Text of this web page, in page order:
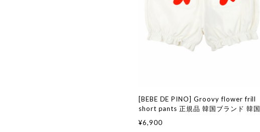
[BEBE DE PINO] Groovy flower frill
short pants 正規品 韓国ブランド 韓国
ピノ bebedepino 日本 店舗 韓国 子供
¥6,900